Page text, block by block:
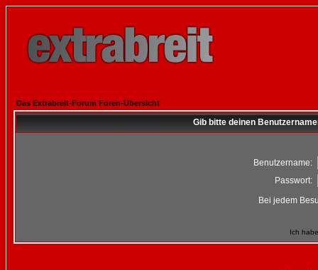
Das Extrabreit-Forum Foren-Übersicht
Gib bitte deinen
Benutzername:
Passwort:
Bei jedem
Ich